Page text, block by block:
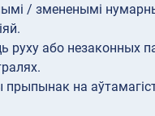
/ змененымі
руху або незаконных
прыпынак на